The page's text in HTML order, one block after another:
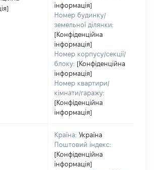
інформація]
Номер будинку/
земельної ділянки:
[Конфіденційна
інформація]
Номер корпусу/секції/
блоку: [Конфіденційна
інформація]
Номер квартири/
кімнати/гаражу:
[Конфіденційна
інформація]
Країна: Україна
Поштовий індекс:
[Конфіденційна
інформація]